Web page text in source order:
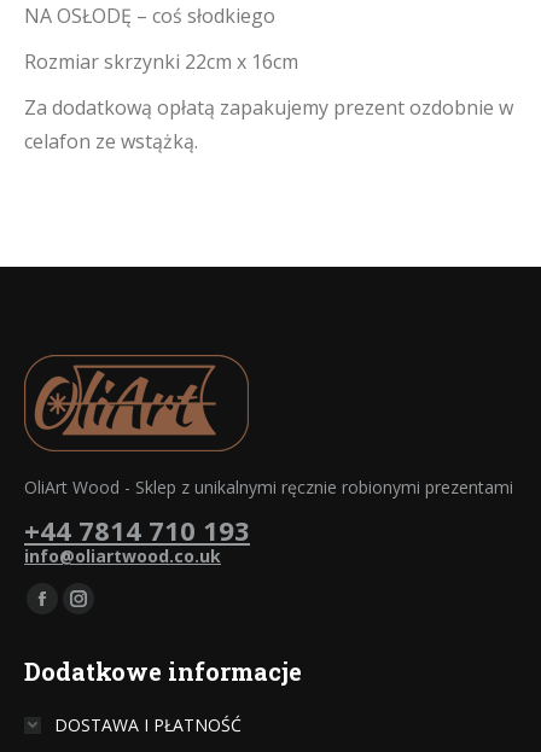
NA OSŁODĘ – coś słodkiego
Rozmiar skrzynki 22cm x 16cm
Za dodatkową opłatą zapakujemy prezent ozdobnie w
celafon ze wstążką.
OliArt Wood - Sklep z unikalnymi ręcznie robionymi prezentami
+44 7814 710 193
info@oliartwood.co.uk
Znajdź nas na:
Facebook
się
nowym
Instagram
się
nowym
Dodatkowe informacje
DOSTAWA I PŁATNOŚĆ